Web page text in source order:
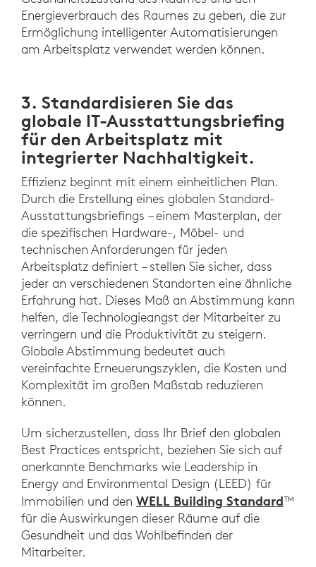
Energieverbrauch des Raumes zu geben, die zur
Ermöglichung intelligenter Automatisierungen
am Arbeitsplatz verwendet werden können.
3. Standardisieren Sie das
globale IT-Ausstattungsbriefing
für den Arbeitsplatz mit
integrierter Nachhaltigkeit.
Effizienz beginnt mit einem einheitlichen Plan.
Durch die Erstellung eines globalen Standard-
Ausstattungsbriefings – einem Masterplan, der
die spezifischen Hardware-, Möbel- und
technischen Anforderungen für jeden
Arbeitsplatz definiert – stellen Sie sicher, dass
jeder an verschiedenen Standorten eine ähnliche
Erfahrung hat. Dieses Maß an Abstimmung kann
helfen, die Technologieangst der Mitarbeiter zu
verringern und die Produktivität zu steigern.
Globale Abstimmung bedeutet auch
vereinfachte Erneuerungszyklen, die Kosten und
Komplexität im großen Maßstab reduzieren
können.
Um sicherzustellen, dass Ihr Brief den globalen
Best Practices entspricht, beziehen Sie sich auf
anerkannte Benchmarks wie Leadership in
Energy and Environmental Design (LEED) für
Immobilien und den WELL Building Standard™
für die Auswirkungen dieser Räume auf die
Gesundheit und das Wohlbefinden der
Mitarbeiter.